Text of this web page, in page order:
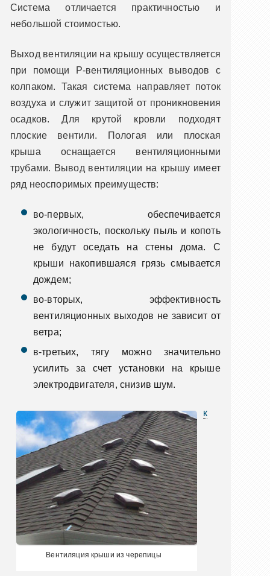
Система отличается практичностью и
небольшой стоимостью.
Выход вентиляции на крышу осуществляется
при помощи P-вентиляционных выводов с
колпаком. Такая система направляет поток
воздуха и служит защитой от проникновения
осадков. Для крутой кровли подходят
плоские вентили. Пологая или плоская
крыша оснащается вентиляционными
трубами. Вывод вентиляции на крышу имеет
ряд неоспоримых преимуществ:
во-первых, обеспечивается
экологичность, поскольку пыль и копоть
не будут оседать на стены дома. С
крыши накопившаяся грязь смывается
дождем;
во-вторых, эффективность
вентиляционных выходов не зависит от
ветра;
в-третьих, тягу можно значительно
усилить за счет установки на крыше
электродвигателя, снизив шум.
Вентиляция крыши из черепицы
к